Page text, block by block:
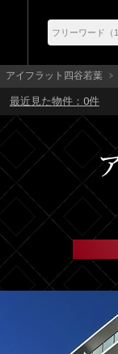
アイフラット四谷若葉
最近見た物件： 0件